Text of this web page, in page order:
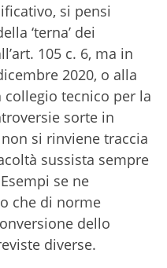
si pensi
‘terna’ dei
105 c. 6, ma in
2020, o alla
tecnico per la
sorte in
si rinviene traccia
sussista sempre
se ne
che di norme
dello
diverse.